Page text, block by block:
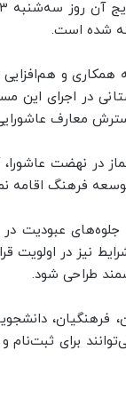
همکاری و
در اجرای این
معارف
در نهضت
فرهنگ اقامه
جلوه‌های
نیز در اولویت
طراحی شود.
فرهنگیان،
برای